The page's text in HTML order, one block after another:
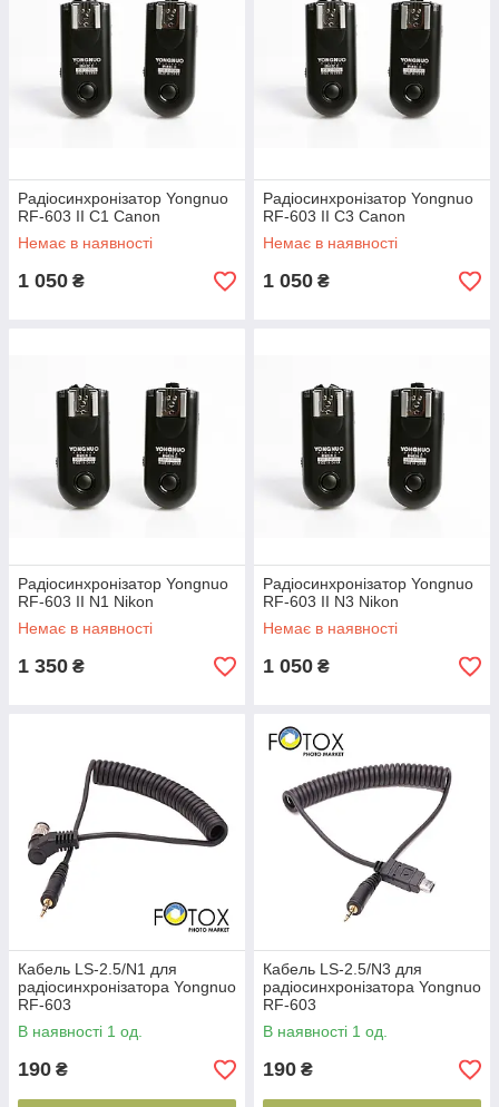
Радіосинхронізатор Yongnuo
RF-603 II C1 Canon
Немає в наявності
1 050 ₴
Радіосинхронізатор Yongnuo
RF-603 II C3 Canon
Немає в наявності
1 050 ₴
Радіосинхронізатор Yongnuo
RF-603 II N1 Nikon
Немає в наявності
1 350 ₴
Радіосинхронізатор Yongnuo
RF-603 II N3 Nikon
Немає в наявності
1 050 ₴
Кабель LS-2.5/N1 для
радіосинхронізатора Yongnuo
RF-603
В наявності 1 од.
190 ₴
Кабель LS-2.5/N3 для
радіосинхронізатора Yongnuo
RF-603
В наявності 1 од.
190 ₴